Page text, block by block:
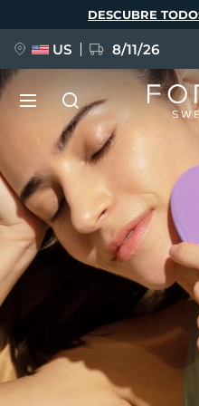
DESCUBRE
US 8/11/26
NUEVO
FAQ™ Pure Beauty-
BREAKING NEWS
issa™ Teeth
Idioma
English
Français
Italiano
Türkçe
简体中